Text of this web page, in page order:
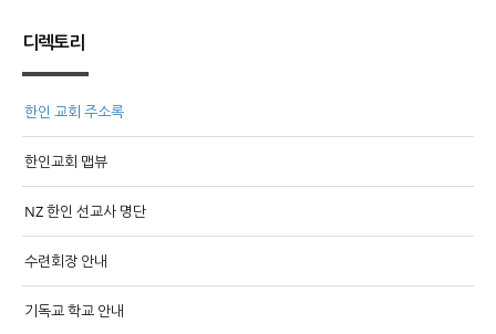
디렉토리
한인 교회 주소록
한인교회 맵뷰
NZ 한인 선교사 명단
수련회장 안내
기독교 학교 안내